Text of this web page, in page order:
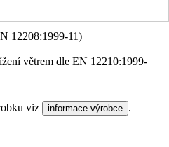
12208:1999-11)
větrem dle EN 12210:1999-
viz informace výrobce .